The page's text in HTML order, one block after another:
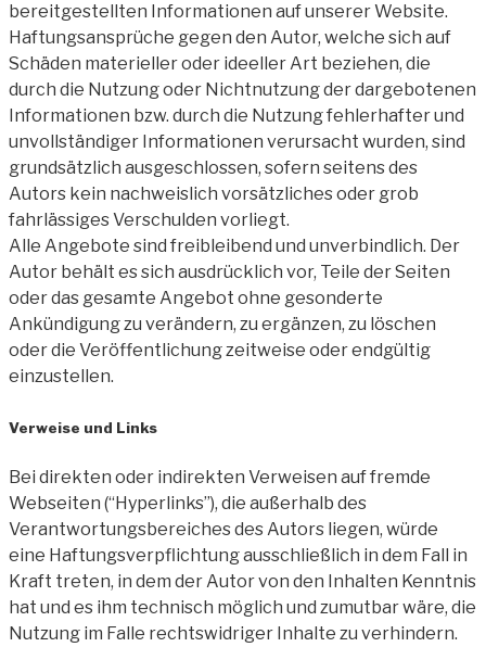
bereitgestellten Informationen auf unserer Website.
Haftungsansprüche gegen den Autor, welche sich auf
Schäden materieller oder ideeller Art beziehen, die
durch die Nutzung oder Nichtnutzung der dargebotenen
Informationen bzw. durch die Nutzung fehlerhafter und
unvollständiger Informationen verursacht wurden, sind
grundsätzlich ausgeschlossen, sofern seitens des
Autors kein nachweislich vorsätzliches oder grob
fahrlässiges Verschulden vorliegt.
Alle Angebote sind freibleibend und unverbindlich. Der
Autor behält es sich ausdrücklich vor, Teile der Seiten
oder das gesamte Angebot ohne gesonderte
Ankündigung zu verändern, zu ergänzen, zu löschen
oder die Veröffentlichung zeitweise oder endgültig
einzustellen.
Verweise und Links
Bei direkten oder indirekten Verweisen auf fremde
Webseiten (“Hyperlinks”), die außerhalb des
Verantwortungsbereiches des Autors liegen, würde
eine Haftungsverpflichtung ausschließlich in dem Fall in
Kraft treten, in dem der Autor von den Inhalten Kenntnis
hat und es ihm technisch möglich und zumutbar wäre, die
Nutzung im Falle rechtswidriger Inhalte zu verhindern.